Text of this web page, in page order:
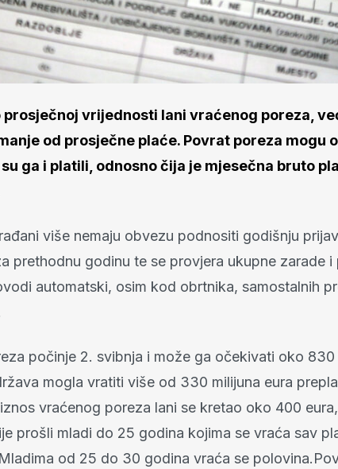
prosječnoj vrijednosti lani vraćenog poreza,
od prosječne plaće. Povrat poreza mogu
ga i platili, odnosno čija je mjesečna bruto
više nemaju obvezu podnositi godišnju
prethodnu godinu te se provjera ukupne zarade i
automatski, osim kod obrtnika, samostalnih
počinje 2. svibnja i može ga očekivati oko 830
mogla vratiti više od 330 milijuna eura
vraćenog poreza lani se kretao oko 400
prošli mladi do 25 godina kojima se vraća sav
od 25 do 30 godina vraća se